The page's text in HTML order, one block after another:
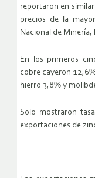
reportaron en
precios de la
Nacional de Minería,
En los primeros
cobre cayeron
hierro 3,8% y
Solo mostraron
exportaciones de